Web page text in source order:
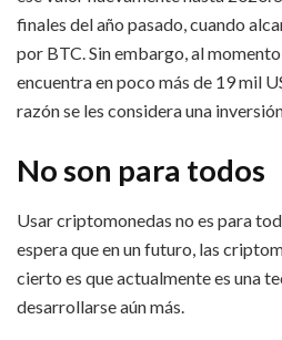
finales del año pasado, cuando
por BTC. Sin embargo, al
encuentra en poco más de 19 mil
razón se les considera una
No son para todos
Usar criptomonedas no es para
espera que en un futuro, las
cierto es que actualmente es una
desarrollarse aún más.